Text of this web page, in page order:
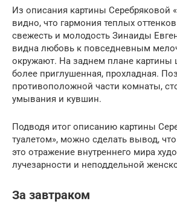
Из описания картины Серебряковой
видно, что гармония теплых
свежесть и молодость Зинаиды
видна любовь к повседневным
окружают. На заднем плане картины
более приглушенная, прохладная.
противоположной части комнаты,
умывания и кувшин.
Подводя итог описанию картины
туалетом», можно сделать вывод,
это отражение внутреннего мира
лучезарности и неподдельной
За завтраком